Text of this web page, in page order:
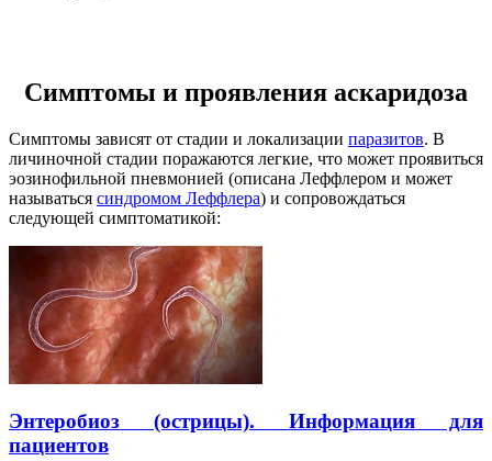
Симптомы и проявления аскаридоза
Симптомы зависят от стадии и локализации паразитов. В
личиночной стадии поражаются легкие, что может проявиться
эозинофильной пневмонией (описана Леффлером и может
называться синдромом Леффлера) и сопровождаться
следующей симптоматикой:
Энтеробиоз (острицы). Информация для
пациентов